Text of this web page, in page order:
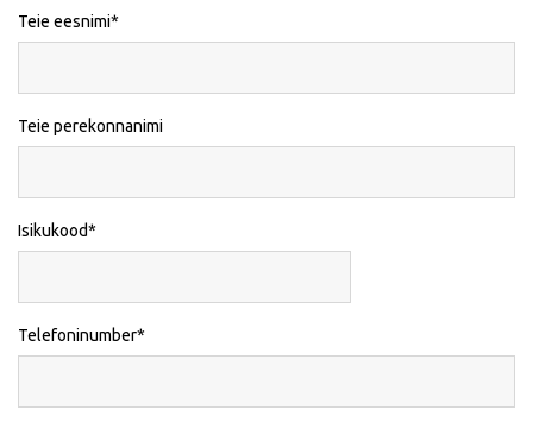
Teie eesnimi
Teie perekonnanimi
Isikukood
Telefoninumber